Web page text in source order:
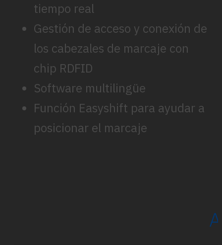
tiempo real
Gestión de acceso y conexión de
los cabezales de marcaje con
chip RDFID
Software multilingüe
Función Easyshift para ayudar a
posicionar el marcaje